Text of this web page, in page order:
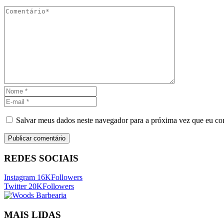
Salvar meus dados neste navegador para a próxima vez que eu
REDES SOCIAIS
Instagram 16KFollowers
Twitter 20KFollowers
MAIS LIDAS